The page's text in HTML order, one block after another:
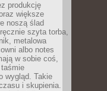
produkcję
większe
noszą ślad
szyta torba,
metalowa
albo notes
w sobie coś,
wygląd. Takie
i skupienia.